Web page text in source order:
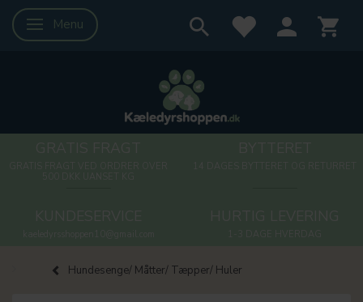
Skifte navigation
Menu
Hundesenge/ Måtter/ Tæpper/ Huler